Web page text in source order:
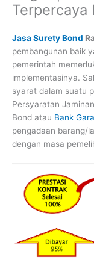
Jasa Surety Bond
pembangunan baik
pemerintah
implementasinya.
syarat dalam suatu
Persyaratan
Bond atau Bank
pengadaan barang/
dengan masa